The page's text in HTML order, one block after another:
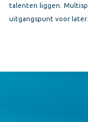
talenten liggen.
uitgangspunt voor later.